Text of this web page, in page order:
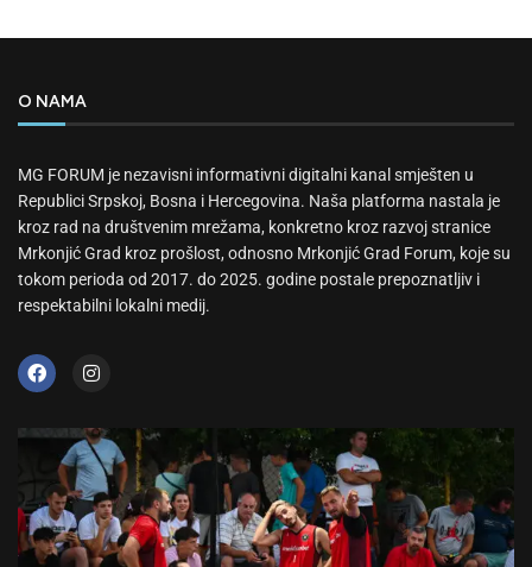
O NAMA
MG FORUM je nezavisni informativni digitalni kanal smješten u
Republici Srpskoj, Bosna i Hercegovina. Naša platforma nastala je
kroz rad na društvenim mrežama, konkretno kroz razvoj stranice
Mrkonjić Grad kroz prošlost, odnosno Mrkonjić Grad Forum, koje su
tokom perioda od 2017. do 2025. godine postale prepoznatljiv i
respektabilni lokalni medij.